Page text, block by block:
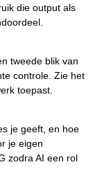
die output als
tweede blik van
controle. Zie het
toepast.
je geeft, en hoe
je eigen
zodra AI een rol